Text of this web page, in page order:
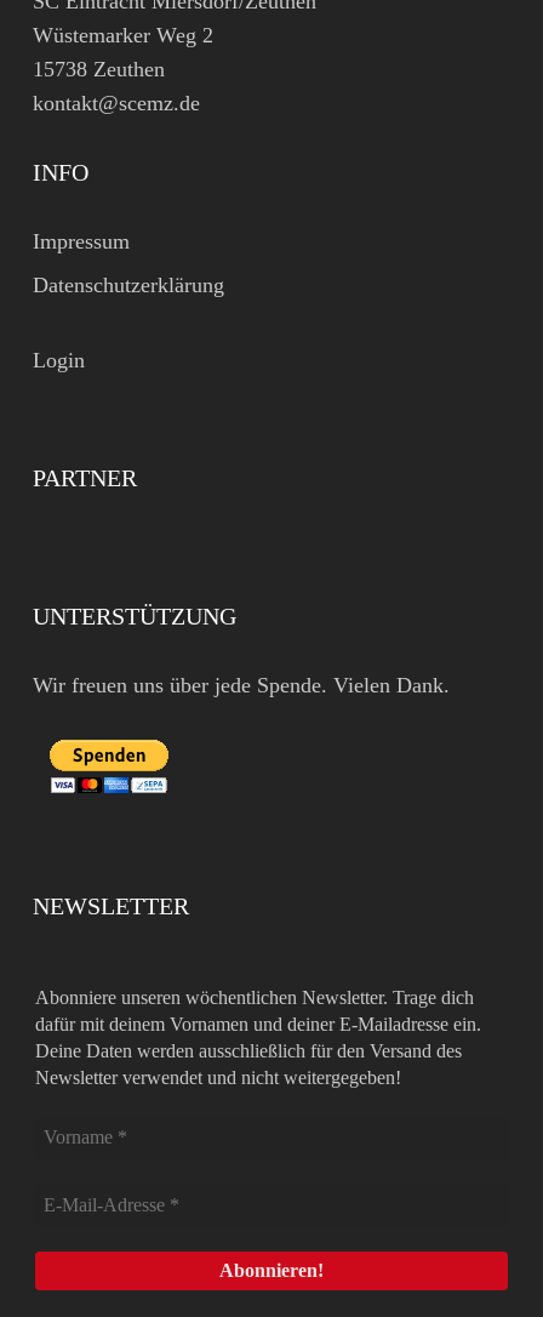
Wüstemarker Weg 2
15738 Zeuthen
kontakt@scemz.de
INFO
Impressum
Datenschutzerklärung
Login
PARTNER
UNTERSTÜTZUNG
Wir freuen uns über jede Spende. Vielen Dank.
NEWSLETTER
Abonniere unseren wöchentlichen Newsletter. Trage dich
dafür mit deinem Vornamen und deiner E-Mailadresse ein.
Deine Daten werden ausschließlich für den Versand des
Newsletter verwendet und nicht weitergegeben!